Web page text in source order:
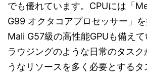
でも優れています。CPUには「
G99 オクタコアプロセッサー」
Mali G57級の高性能GPUも備え
ラウジングのような日常のタスク
うなリソースを多く必要とする